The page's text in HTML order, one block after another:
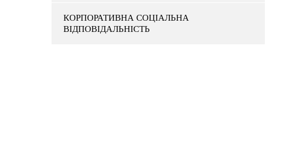
КОРПОРАТИВНА СОЦІАЛЬНА
ВІДПОВІДАЛЬНІСТЬ